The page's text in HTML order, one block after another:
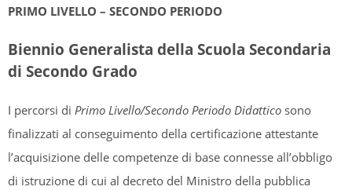
PRIMO LIVELLO – SECONDO PERIODO
Biennio Generalista della Scuola Secondaria
di Secondo Grado
I percorsi di Primo Livello/Secondo Periodo Didattico sono
finalizzati al conseguimento della certificazione attestante
l’acquisizione delle competenze di base connesse all’obbligo
di istruzione di cui al decreto del Ministro della pubblica